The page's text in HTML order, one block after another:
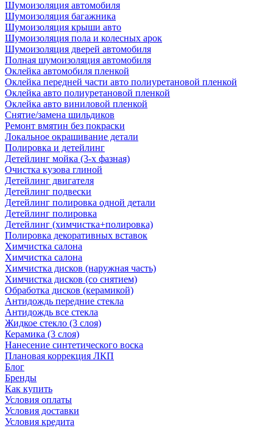
Шумоизоляция автомобиля
Шумоизоляция багажника
Шумоизоляция крыши авто
Шумоизоляция пола и колесных арок
Шумоизоляция дверей автомобиля
Полная шумоизоляция автомобиля
Оклейка автомобиля пленкой
Оклейка передней части авто полиуретановой пленкой
Оклейка авто полиуретановой пленкой
Оклейка авто виниловой пленкой
Снятие/замена шильдиков
Ремонт вмятин без покраски
Локальное окрашивание детали
Полировка и детейлинг
Детейлинг мойка (3-х фазная)
Очистка кузова глиной
Детейлинг двигателя
Детейлинг подвески
Детейлинг полировка одной детали
Детейлинг полировка
Детейлинг (химчистка+полировка)
Полировка декоративных вставок
Химчистка салона
Химчистка салона
Химчистка дисков (наружная часть)
Химчистка дисков (со снятием)
Обработка дисков (керамикой)
Антидождь передние стекла
Антидождь все стекла
Жидкое стекло (3 слоя)
Керамика (3 слоя)
Нанесение синтетического воска
Плановая коррекция ЛКП
Блог
Бренды
Как купить
Условия оплаты
Условия доставки
Условия кредита